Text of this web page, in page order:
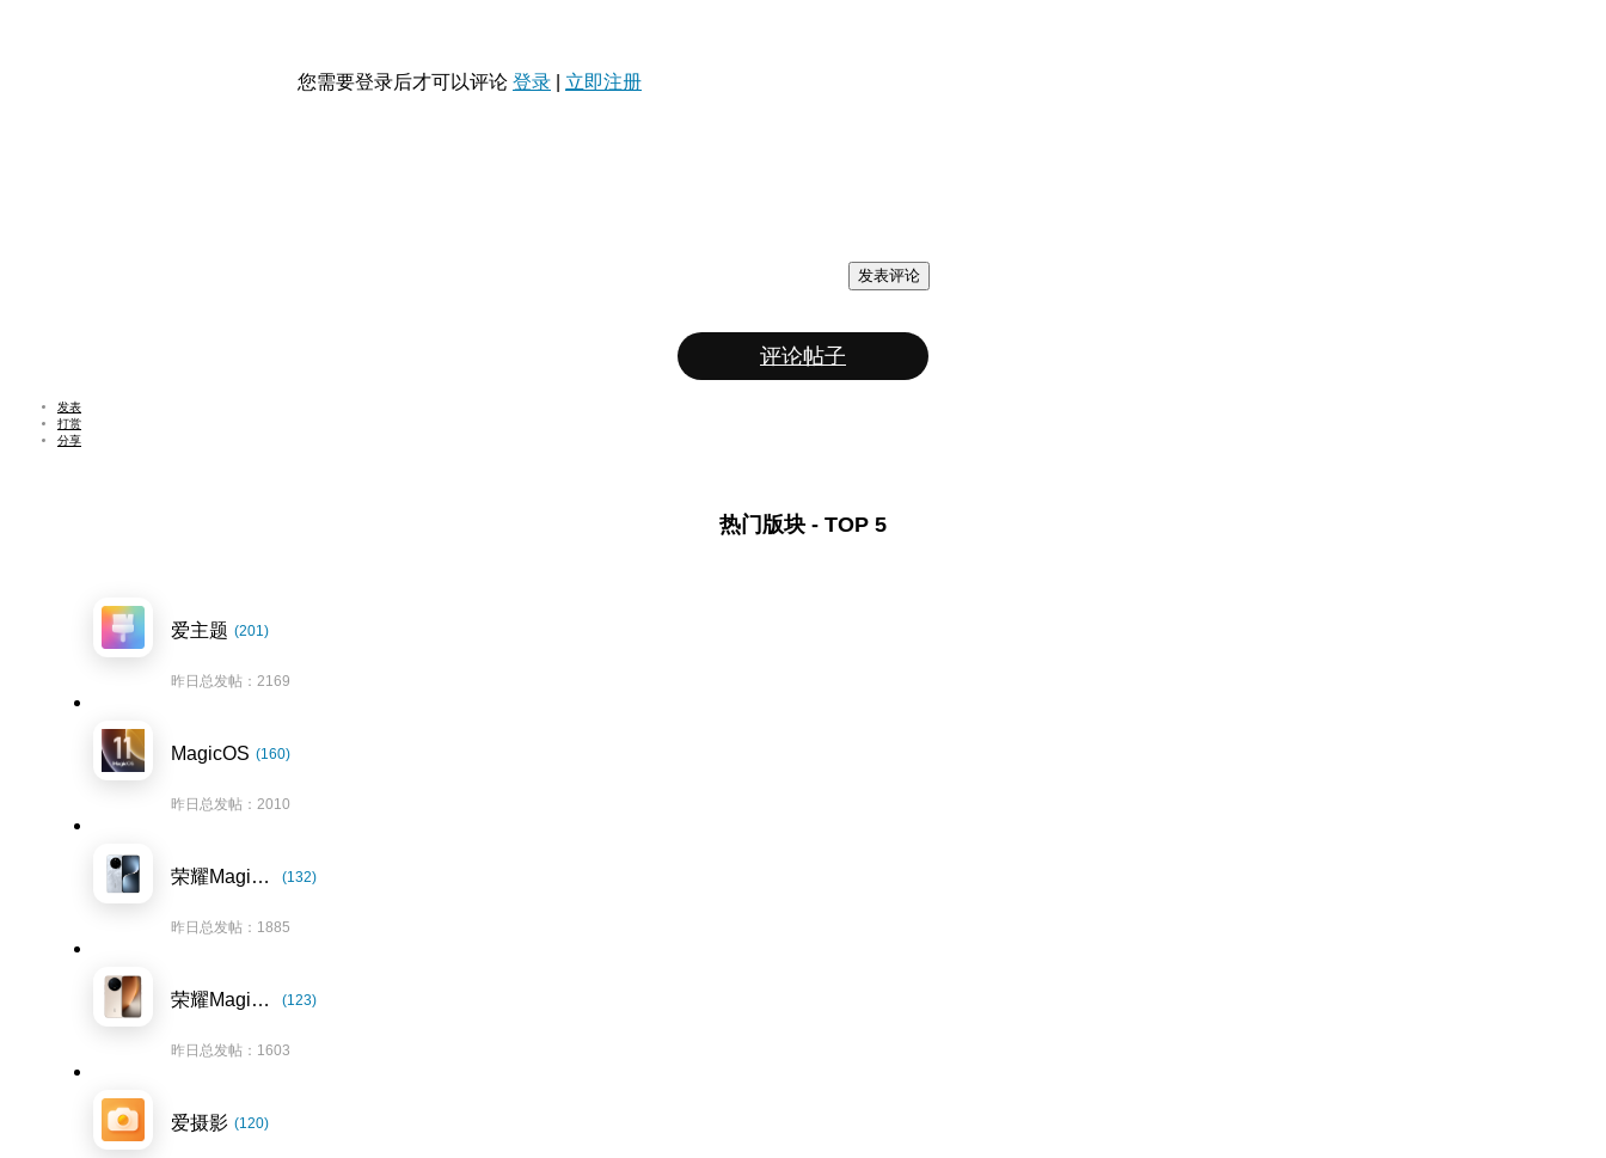
您需要登录后才可以评论 登录 立即注册
发表评论
评论帖子
发表
打赏
分享
热门版块 - TOP 5
爱主题 (201)
昨日总发帖：2169
MagicOS (160)
昨日总发帖：2010
荣耀Magic7系列 (132)
昨日总发帖：1885
荣耀Magic8系列 (123)
昨日总发帖：1603
爱摄影 (120)